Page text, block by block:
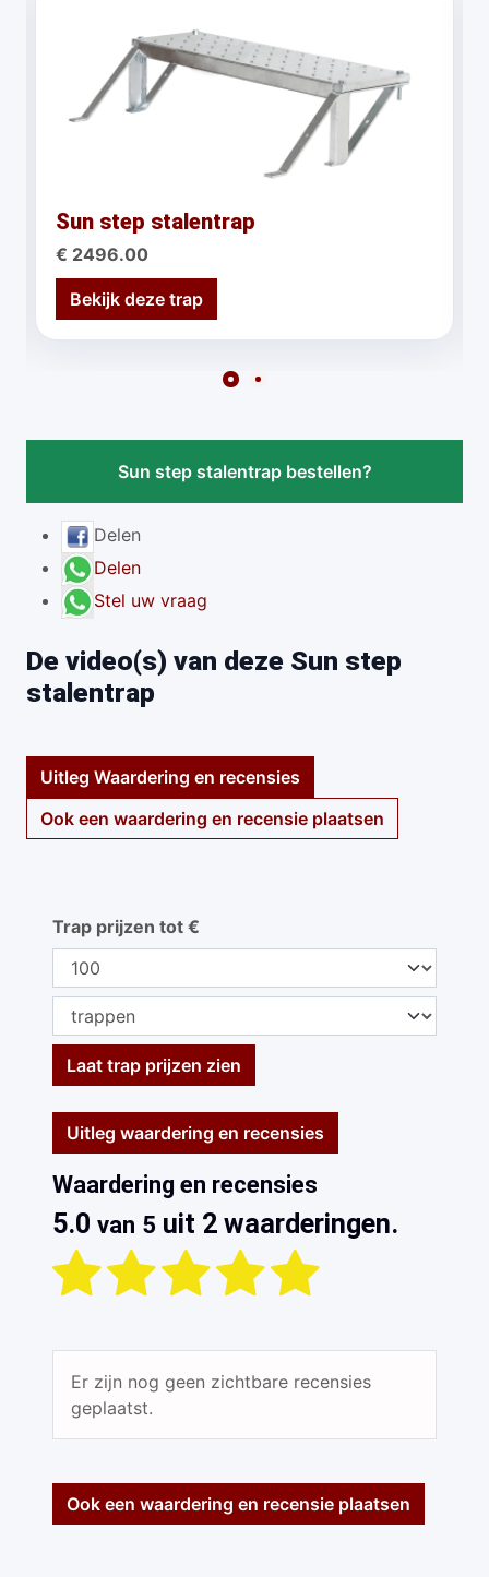
Sun step stalentrap
€ 2496.00
Bekijk deze trap
Sun step stalentrap bestellen?
Delen
Delen
Stel uw vraag
De video(s) van deze Sun step
stalentrap
Uitleg Waardering en recensies
Ook een waardering en recensie plaatsen
Trap prijzen tot €
Laat trap prijzen zien
Uitleg waardering en recensies
Waardering en recensies
5.0 van 5 uit 2 waarderingen.
Er zijn nog geen zichtbare recensies
geplaatst.
Ook een waardering en recensie plaatsen